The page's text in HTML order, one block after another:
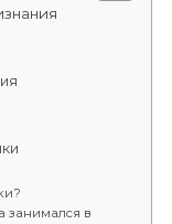
занимался в